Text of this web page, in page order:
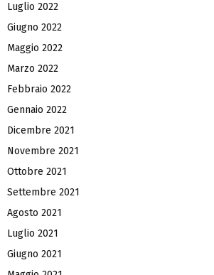
Luglio 2022
Giugno 2022
Maggio 2022
Marzo 2022
Febbraio 2022
Gennaio 2022
Dicembre 2021
Novembre 2021
Ottobre 2021
Settembre 2021
Agosto 2021
Luglio 2021
Giugno 2021